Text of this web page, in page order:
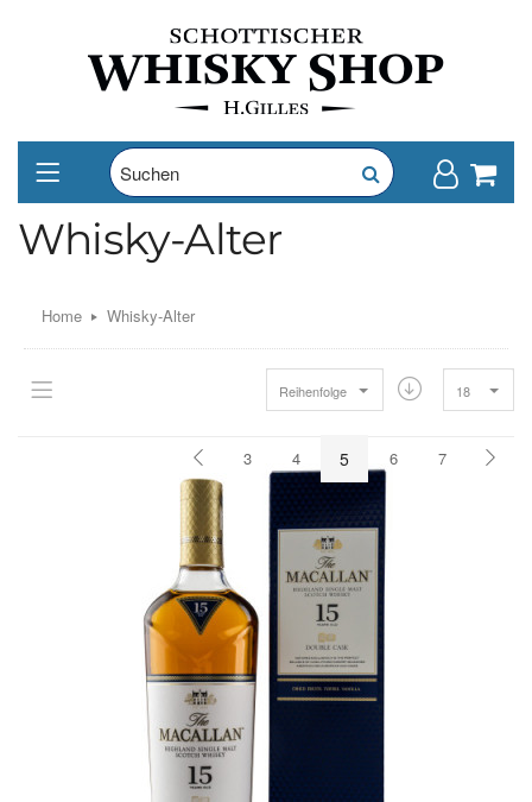
Whisky-Alter
Home Whisky-Alter
18
Reihenfolge
3 4 5 6 7